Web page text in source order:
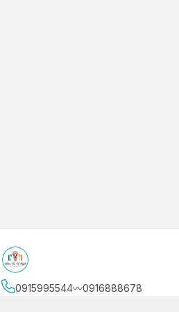
0915995544〰️0916888678